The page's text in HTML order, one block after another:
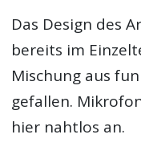
Das Design des
bereits im
Mischung aus
gefallen.
hier nahtlos an.